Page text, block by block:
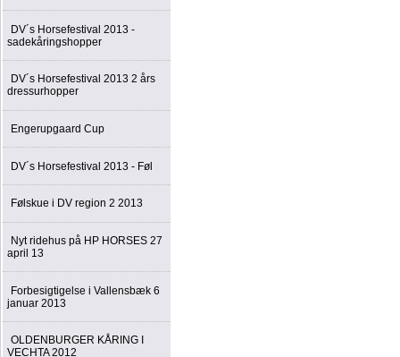
DV´s Horsefestival 2013 -
sadekåringshopper
DV´s Horsefestival 2013 2 års
dressurhopper
Engerupgaard Cup
DV´s Horsefestival 2013 - Føl
Følskue i DV region 2 2013
Nyt ridehus på HP HORSES 27
april 13
Forbesigtigelse i Vallensbæk 6
januar 2013
OLDENBURGER KÅRING I
VECHTA 2012